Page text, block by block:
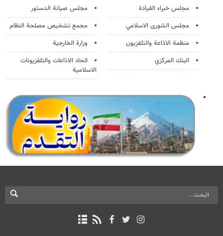
مجلس خبراء القيادة
مجلس صيانة الدستور
مجلس الشورى الاسلامي
مجمع تشخيص مصلحة النظام
منظمة الاذاعة والتلفزیون
وزارة الخارجية
البنك المركزي
اتحاد الاذاعات والتلفزيونات
الاسلامية